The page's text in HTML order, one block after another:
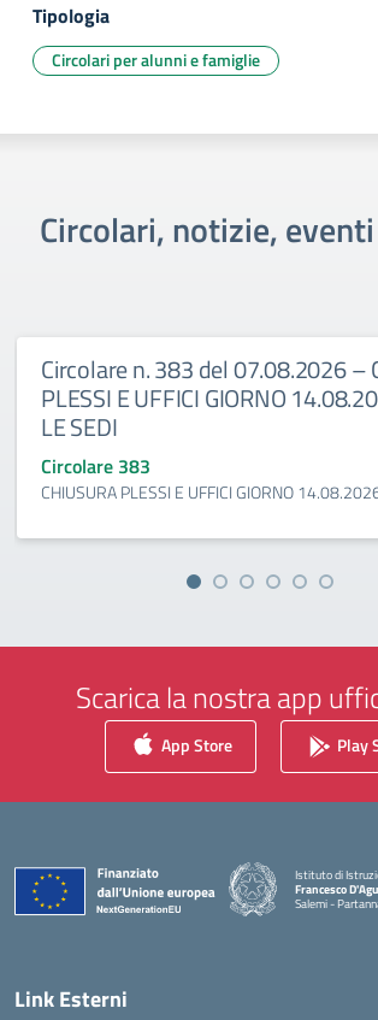
Tipologia
Circolari per alunni e famiglie
Circolari, notizie,
Circolare n. 383 del 07.08.2026 –
PLESSI E UFFICI GIORNO
LE SEDI
Circolare 383
CHIUSURA PLESSI E UFFICI GIORNO
Scarica la nostra app
App Store Play
Istituto di
Francesco
Salemi -
Link Esterni